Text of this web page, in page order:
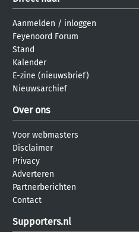
Aanmelden / inloggen
Feyenoord Forum
Stand
Kalender
E-zine (nieuwsbrief)
Nieuwsarchief
Over ons
Voor webmasters
Disclaimer
Privacy
Adverteren
Partnerberichten
Contact
Supporters.nl